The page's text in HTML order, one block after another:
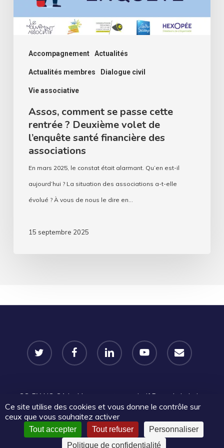
Accompagnement Actualités
Actualités membres Dialogue civil
Vie associative
Deuxième
l’enquête
santé
associations
Assos, comment se passe cette
rentrée ? Deuxième volet de
l’enquête santé financière des
associations
En mars 2025, le constat était alarmant. Qu’en est-il
aujourd’hui ? La situation des associations a-t-elle
évolué ? À vous de nous le dire en…
15 septembre 2025
twitter facebook linkedin youtube email
CC-BY-NC-SA Le Mouvement associatif Pays de la Loire
2025 | Certains droits réservés |Mentions légales|Politique
de confidentialité
Ce site utilise des cookies et vous donne le contrôle sur
ceux que vous souhaitez activer
Tout accepter Tout refuser
Personnaliser
Politique de confidentialité